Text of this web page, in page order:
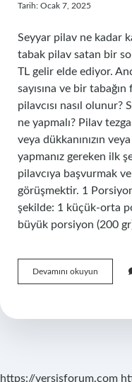
Tarih: Ocak 7, 2025
Seyyar pilav ne kadar
tabak pilav satan bir
TL gelir elde ediyor.
sayısına ve bir
pilavcısı nasıl olunur?
ne yapmalı? Pilav
veya dükkanınızın
yapmanız gereken ilk
pilavcıya başvurmak
görüşmektir. 1
şekilde: 1 küçük-orta
büyük porsiyon (200
Devamını okuyun
Pilavcısı
Kazanır
https://versisforum.com